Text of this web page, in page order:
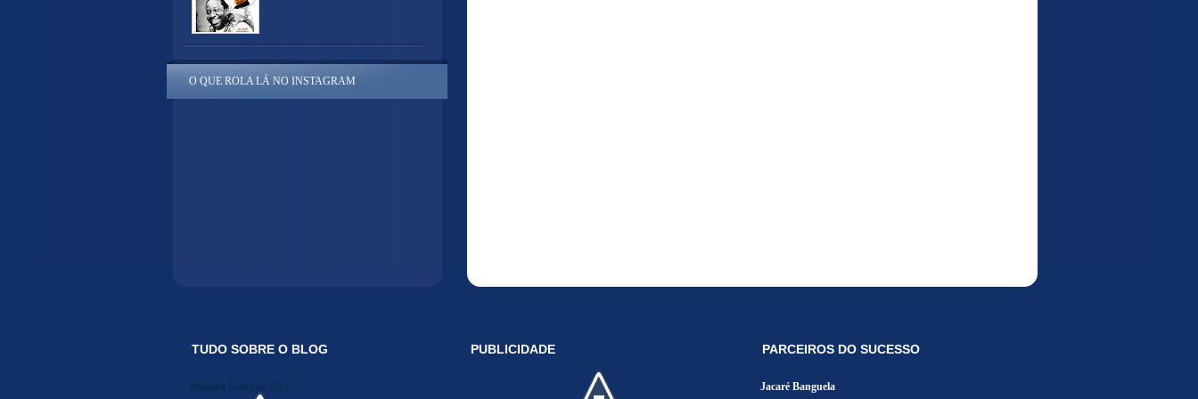
O QUE ROLA LÁ NO INSTAGRAM
TUDO SOBRE O BLOG
Midiakit Danosse 2014
PUBLICIDADE PARCEIROS DO SUCESSO
Jacaré Banguela